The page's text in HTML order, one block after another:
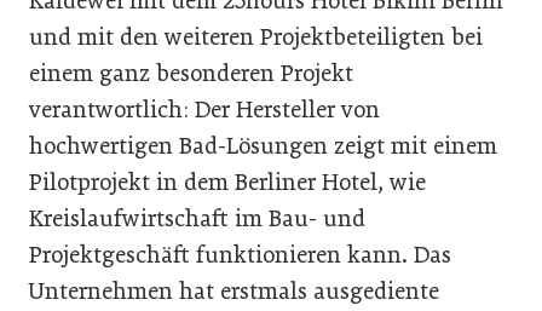
und mit den weiteren Projektbeteiligten bei
einem ganz besonderen Projekt
verantwortlich: Der Hersteller von
hochwertigen Bad-Lösungen zeigt mit einem
Pilotprojekt in dem Berliner Hotel, wie
Kreislaufwirtschaft im Bau- und
Projektgeschäft funktionieren kann. Das
Unternehmen hat erstmals ausgediente